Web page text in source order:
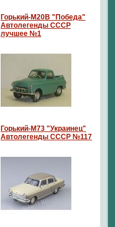
Горький-М20В "Победа"
Автолегенды СССР
лучшее №1
Горький-М73 "Украинец"
Автолегенды СССР №117